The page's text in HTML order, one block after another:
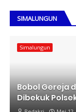
SIMALUNGUN
Simalungun
Bobol Gereja
Dibekuk